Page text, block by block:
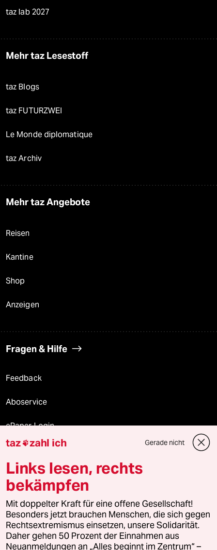
taz lab 2027
Mehr taz Lesestoff
taz Blogs
taz FUTURZWEI
Le Monde diplomatique
taz Archiv
Mehr taz Angebote
Reisen
Kantine
Shop
Anzeigen
Fragen & Hilfe
Feedback
Aboservice
ePaper Login
Downloads für Abonnierende
© 2026 taz Verlags und Vertriebs GmbH
Alle Rechte vorbehalten. Bei rechtlichen Fragen oder für Genehmigungen
wenden Sie sich bitte an
lizenzen@taz.de
Feedback Redaktionsstatut Kommune-Richtlinien
taz zahl ich Gerade nicht
Links lesen, rechts
bekämpfen
Mit doppelter Kraft für eine offene Gesellschaft!
Besonders jetzt brauchen Menschen, die sich gegen
Rechtsextremismus einsetzen, unsere Solidarität.
Daher gehen 50 Prozent der Einnahmen aus
Neuanmeldungen an „Alles beginnt im Zentrum“ –